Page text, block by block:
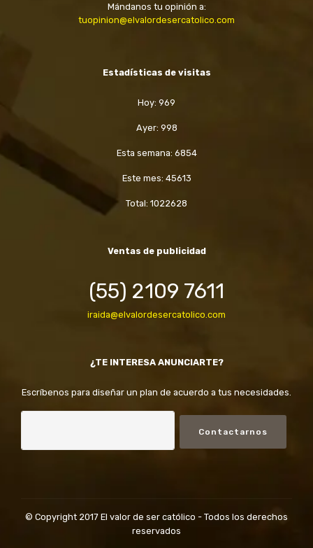
Mándanos tu opinión a:
tuopinion@elvalordesercatolico.com
Estadísticas de visitas
Hoy: 969
Ayer: 998
Esta semana: 6854
Este mes: 45613
Total: 1022628
Ventas de publicidad
(55) 2109 7611
iraida@elvalordesercatolico.com
¿TE INTERESA ANUNCIARTE?
Escríbenos para diseñar un plan de acuerdo a tus necesidades.
Contactarnos
© Copyright 2017 El valor de ser católico - Todos los derechos
reservados